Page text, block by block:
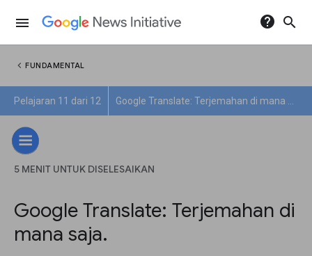
menu help search
chevron_left FUNDAMENTAL
Pelajaran 11 dari 12
5 MENIT UNTUK DISELESAIKAN
Google Translate: Terjemahan di
mana saja.